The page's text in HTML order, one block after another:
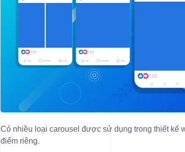
Có nhiều loại carousel được sử dụng trong thiết kế
điểm riêng.